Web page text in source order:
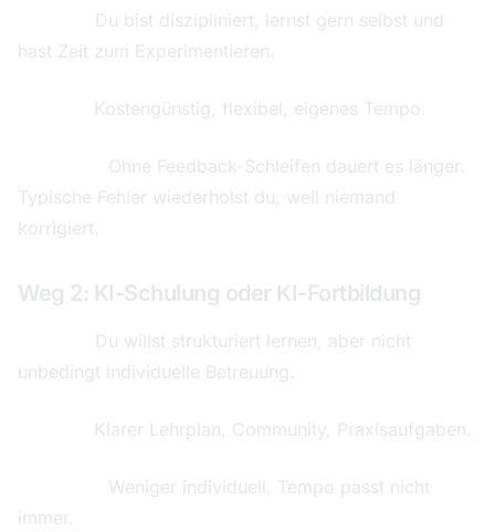
Du bist diszipliniert, lernst gern selbst und
hast Zeit zum Experimentieren.
Kostengünstig, flexibel, eigenes Tempo.
Ohne Feedback-Schleifen dauert es länger.
Typische Fehler wiederholst du, weil niemand
korrigiert.
Weg 2: KI-Schulung oder KI-Fortbildung
Du willst strukturiert lernen, aber nicht
unbedingt individuelle Betreuung.
Klarer Lehrplan, Community, Praxisaufgaben.
Weniger individuell, Tempo passt nicht
immer.